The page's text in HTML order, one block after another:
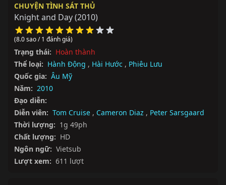
CHUYỆN TÌNH SÁT THỦ
Knight and Day(2010)
(8.0 sao / 1 đánh giá)
Trạng thái: Hoàn thành
Thể loại: Hành Động , Hài Hước , Phiêu Lưu
Quốc gia: Âu Mỹ
Năm: 2010
Đạo diễn:
Diễn viên: Tom Cruise , Cameron Diaz , Peter Sarsgaard
Thời lượng: 1g 49ph
Chất lượng: HD
Ngôn ngữ: Vietsub
Lượt xem: 611 lượt